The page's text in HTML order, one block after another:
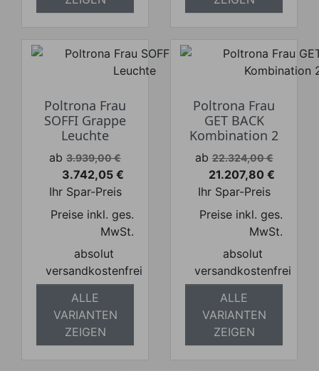
Poltrona Frau
SOFFI Grappe
Leuchte
Verkaufspreis
ab 3.939,00 €
Preis
3.742,05 €
Ihr Spar-Preis
Preise inkl. ges.
MwSt.
absolut
versandkostenfrei
ALLE
VARIANTEN
ZEIGEN
Poltrona Frau
GET BACK
Kombination 2
Verkaufspreis
ab 22.324,00 €
Preis
21.207,80 €
Ihr Spar-Preis
Preise inkl. ges.
MwSt.
absolut
versandkostenfrei
ALLE
VARIANTEN
ZEIGEN